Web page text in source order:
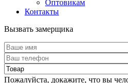
Оптовикам
Контакты
Вызвать замерщика
Пожалуйста, докажите, что вы